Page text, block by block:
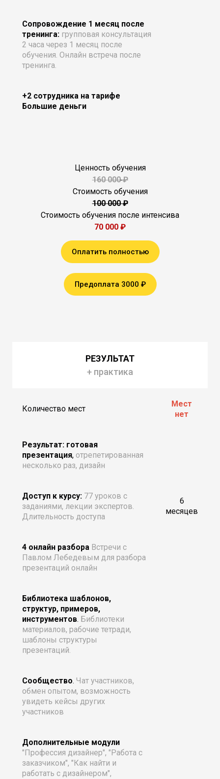
Сопровождение 1 месяц после
тренинга: групповая консультация
2 часа через 1 месяц после
обучения. Онлайн встреча после
тренинга.
+2 сотрудника на тарифе
Большие деньги
Ценность обучения
160 000 ₽
Стоимость обучения
100 000₽
Стоимость обучения после интенсива
70 000 ₽
Оплатить полностью
Предоплата 3000 ₽
РЕЗУЛЬТАТ
+ практика
Количество мест
Мест
нет
Результат: готовая
презентация, отрепетированная
несколько раз, дизайн
Доступ к курсу: 77 уроков с
заданиями, лекции экспертов.
Длительность доступа
6
месяцев
4 онлайн разбора Встречи с
Павлом Лебедевым для разбора
презентаций онлайн
Библиотека шаблонов,
структур, примеров,
инструментов. Библиотеки
материалов, рабочие тетради,
шаблоны структуры
презентаций.
Сообщество. Чат участников,
обмен опытом, возможность
увидеть кейсы других
участников
Дополнительные модули
"Профессия дизайнер", "Работа с
заказчиком", "Как найти и
работать с дизайнером",